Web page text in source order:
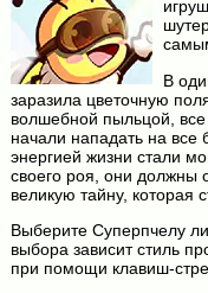
В
заразила цветочную
волшебной пыльцой,
начали нападать на
энергией жизни стали
своего роя, они должны
великую тайну, которая
Выберите Суперпчелу
выбора зависит стиль
при помощи клавиш-